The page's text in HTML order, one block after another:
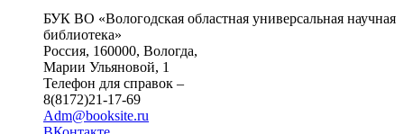
БУК ВО «Вологодская областная универсальная научная
библиотека»
Россия, 160000, Вологда,
Марии Ульяновой, 1
Телефон для справок –
8(8172)21-17-69
Adm@booksite.ru